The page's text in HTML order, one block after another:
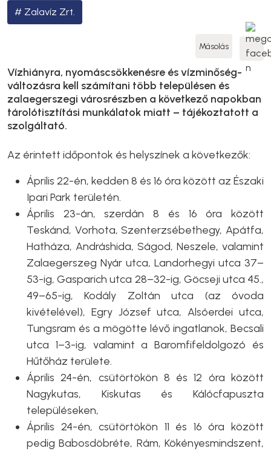
Zalavíz Zrt.
Másolás
Vízhiányra, nyomáscsökkenésre és vízminőség-
változásra kell számítani több településen és
zalaegerszegi városrészben a következő napokban
tárolótisztítási munkálatok miatt – tájékoztatott a
szolgáltató.
Az érintett időpontok és helyszínek a következők:
Április 22-én, kedden 8 és 16 óra között az Északi
Ipari Park területén.
Április 23-án, szerdán 8 és 16 óra között
Teskánd, Vorhota, Szenterzsébethegy, Apátfa,
Hatháza, Andráshida, Ságod, Neszele, valamint
Zalaegerszeg Nyár utca, Landorhegyi utca 37–
53-ig, Gasparich utca 28–32-ig, Göcseji utca 45.,
49–65-ig, Kodály Zoltán utca (az óvoda
kivételével), Egry József utca, Alsóerdei utca,
Tungsram és a mögötte lévő ingatlanok, Becsali
utca 1–3-ig, valamint a Baromfifeldolgozó és
Hűtőház területe.
Április 24-én, csütörtökön 8 és 12 óra között
Nagykutas, Kiskutas és Kálócfapuszta
településeken,
Április 24-én, csütörtökön 11 és 16 óra között
pedig Babosdöbréte, Rám, Kökényesmindszent,